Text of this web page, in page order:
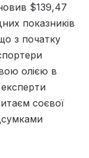
$139,47
показників
з початку
олією в
соєвої